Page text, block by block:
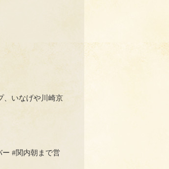
、いなげや川崎京
ー #関内朝まで営